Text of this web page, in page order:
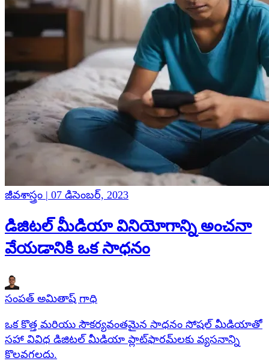
జీవశాస్త్రం | 07 డిసెంబర్, 2023
డిజిటల్ మీడియా వినియోగాన్ని అంచనా
వేయడానికి ఒక సాధనం
సంపత్ అమితాష్ గాధి
ఒక కొత్త మరియు సౌకర్యవంతమైన సాధనం సోషల్ మీడియాతో
సహా వివిధ డిజిటల్ మీడియా ప్లాట్‌ఫారమ్‌లకు వ్యసనాన్ని
కొలవగలదు.